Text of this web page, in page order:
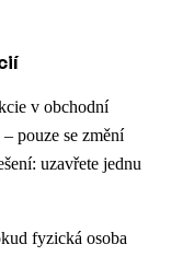
v obchodní
pouze se změní
uzavřete jednu
fyzická osoba